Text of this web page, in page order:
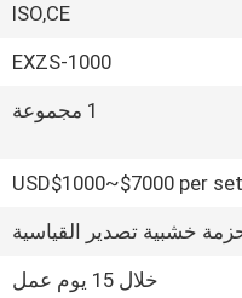
ISO,CE
EXZS-1000
1 مجموعة
USD$1000~$7000 per set
خشبية تصدير القياسية
خلال 15 يوم عمل